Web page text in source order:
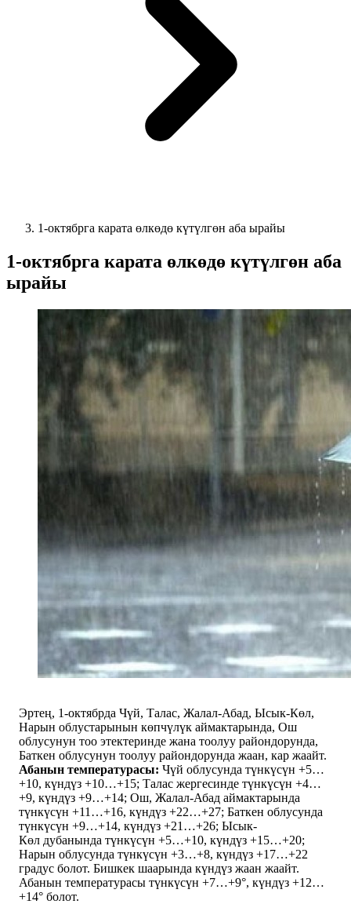
1-октябрга карата өлкөдө күтүлгөн аба ырайы
1-октябрга карата өлкөдө күтүлгөн аба
ырайы
Эртең, 1-октябрда Чүй, Талас, Жалал-Абад, Ысык-Көл,
Нарын облустарынын көпчүлүк аймактарында, Ош
облусунун тоо этектеринде жана тоолуу райондорунда,
Баткен облусунун тоолуу райондорунда жаан, кар жаайт.
Абанын температурасы: Чүй облусунда түнкүсүн +5…
+10, күндүз +10…+15; Талас жергесинде түнкүсүн +4…
+9, күндүз +9…+14; Ош, Жалал-Абад аймактарында ​
түнкүсүн +11…+16, күндүз +22…+27; Баткен облусунда
түнкүсүн +9…+14, күндүз +21…+26; Ысык-
Көл дубанында түнкүсүн +5…+10, күндүз +15…+20;
Нарын облусунда түнкүсүн +3…+8, күндүз +17…+22
градус болот. Бишкек шаарында күндүз жаан жаайт.
Абанын температурасы түнкүсүн +7…+9°, күндүз +12…
+14° болот.